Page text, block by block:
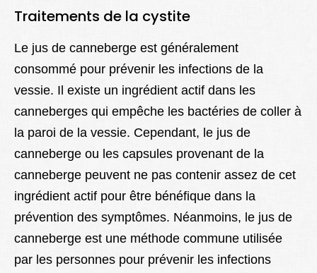
Traitements de la cystite
Le jus de canneberge est généralement
consommé pour prévenir les infections de la
vessie. Il existe un ingrédient actif dans les
canneberges qui empêche les bactéries de coller à
la paroi de la vessie. Cependant, le jus de
canneberge ou les capsules provenant de la
canneberge peuvent ne pas contenir assez de cet
ingrédient actif pour être bénéfique dans la
prévention des symptômes. Néanmoins, le jus de
canneberge est une méthode commune utilisée
par les personnes pour prévenir les infections